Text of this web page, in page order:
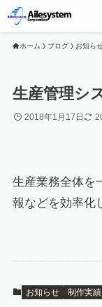
ホーム ブログ お知ら
生産管理シ
2018年1月17日
生産業務全体を
報などを効率化
お知らせ 制作実績